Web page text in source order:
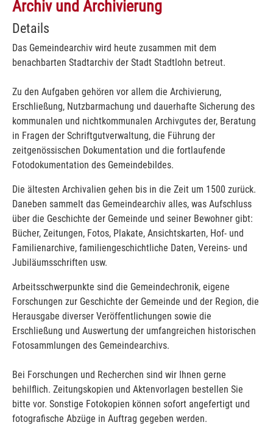
Archiv und Archivierung
Details
Das Gemeindearchiv wird heute zusammen mit dem
benachbarten Stadtarchiv der Stadt Stadtlohn betreut.
Zu den Aufgaben gehören vor allem die Archivierung,
Erschließung, Nutzbarmachung und dauerhafte Sicherung des
kommunalen und nichtkommunalen Archivgutes der, Beratung
in Fragen der Schriftgutverwaltung, die Führung der
zeitgenössischen Dokumentation und die fortlaufende
Fotodokumentation des Gemeindebildes.
Die ältesten Archivalien gehen bis in die Zeit um 1500 zurück.
Daneben sammelt das Gemeindearchiv alles, was Aufschluss
über die Geschichte der Gemeinde und seiner Bewohner gibt:
Bücher, Zeitungen, Fotos, Plakate, Ansichtskarten, Hof- und
Familienarchive, familiengeschichtliche Daten, Vereins- und
Jubiläumsschriften usw.
Arbeitsschwerpunkte sind die Gemeindechronik, eigene
Forschungen zur Geschichte der Gemeinde und der Region, die
Herausgabe diverser Veröffentlichungen sowie die
Erschließung und Auswertung der umfangreichen historischen
Fotosammlungen des Gemeindearchivs.
Bei Forschungen und Recherchen sind wir Ihnen gerne
behilflich. Zeitungskopien und Aktenvorlagen bestellen Sie
bitte vor. Sonstige Fotokopien können sofort angefertigt und
fotografische Abzüge in Auftrag gegeben werden.